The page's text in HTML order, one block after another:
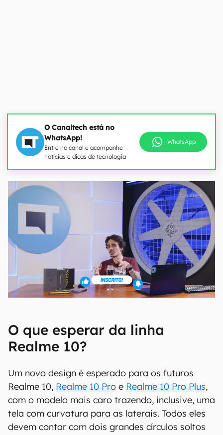
O Canaltech está no
WhatsApp!
Entre no canal e acompanhe
notícias e dicas de tecnologia
WhatsApp
O que esperar da linha
Realme 10?
Um novo design é esperado para os futuros
Realme 10, Realme 10 Pro e Realme 10 Pro Plus,
com o modelo mais caro trazendo, inclusive, uma
tela com curvatura para as laterais. Todos eles
devem contar com dois grandes círculos soltos